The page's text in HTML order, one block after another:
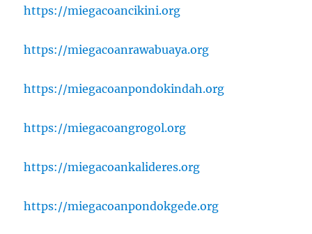
https://miegacoancikini.org
https://miegacoanrawabuaya.org
https://miegacoanpondokindah.org
https://miegacoangrogol.org
https://miegacoankalideres.org
https://miegacoanpondokgede.org